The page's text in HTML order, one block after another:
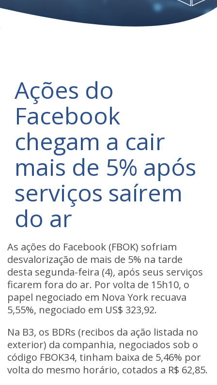
Ações do
Facebook
chegam a cair
mais de 5% após
serviços saírem
do ar
As ações do Facebook (FBOK) sofriam
desvalorização de mais de 5% na tarde
desta segunda-feira (4), após seus serviços
ficarem fora do ar. Por volta de 15h10, o
papel negociado em Nova York recuava
5,55%, negociado em US$ 323,92.
Na B3, os BDRs (recibos da ação listada no
exterior) da companhia, negociados sob o
código FBOK34, tinham baixa de 5,46% por
volta do mesmo horário, cotados a R$ 62,85.